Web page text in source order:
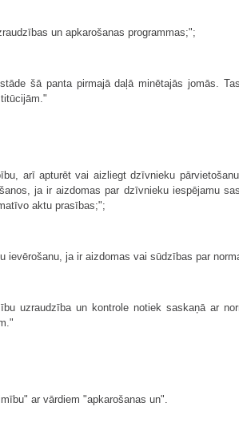
un apkarošanas programmas;";
šā panta pirmajā daļā minētajās jomās.
arī apturēt vai aizliegt dzīvnieku
ja ir aizdomas par dzīvnieku iespējamu
aktu prasības;";
ja ir aizdomas vai sūdzības par
uzraudzība un kontrole notiek saskaņā ar
ar vārdiem "apkarošanas un".